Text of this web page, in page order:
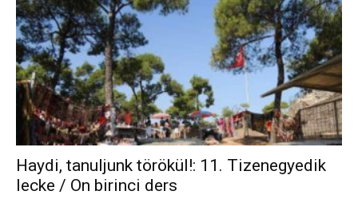
Haydi, tanuljunk törökül!: 11. Tizenegyedik
lecke / On birinci ders